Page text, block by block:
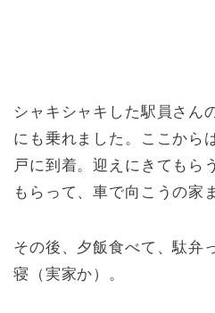
シャキシャキした駅員さん
にも乗れました。ここから
戸に到着。迎えにきてもら
もらって、車で向こうの家
その後、夕飯食べて、駄弁
寝（実家か）。